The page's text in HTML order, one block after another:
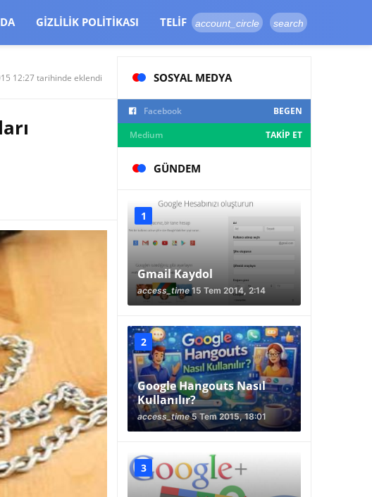
GIZLILIK POLITIKASI TELIF account_circle search
12:27 tarihinde eklendi SOSYAL MEDYA
Facebook
BEGEN
Medium
TAKIP ET
GÜNDEM
Gmail Kaydol
access_time 15 Tem 2014, 2:14
Google Hangouts Nasıl
Kullanılır?
access_time5 Tem 2015, 18:01